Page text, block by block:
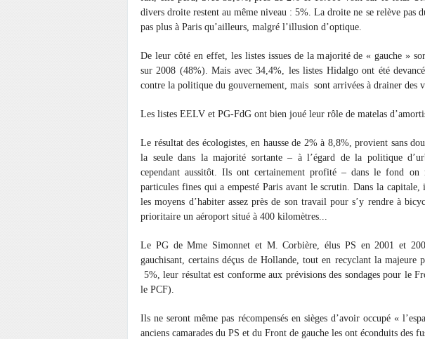
divers droite restent au même niveau : 5%. La droite ne se relève pas
pas plus à Paris qu’ailleurs, malgré l’illusion d’optique.
De leur côté en effet, les listes issues de la majorité de « gauche »
sur 2008 (48%). Mais avec 34,4%, les listes Hidalgo ont été
contre la politique du gouvernement, mais sont arrivées à drainer des
Les listes EELV et PG-FdG ont bien joué leur rôle de matelas
Le résultat des écologistes, en hausse de 2% à 8,8%, provient sans
la seule dans la majorité sortante – à l’égard de la politique
cependant aussitôt. Ils ont certainement profité – dans le fond
particules fines qui a empesté Paris avant le scrutin. Dans la
les moyens d’habiter assez près de son travail pour s’y rendre à
prioritaire un aéroport situé à 400 kilomètres...
Le PG de Mme Simonnet et M. Corbière, élus PS en 2001 et
gauchisant, certains déçus de Hollande, tout en recyclant la
5%, leur résultat est conforme aux prévisions des sondages pour le
le PCF).
Ils ne seront même pas récompensés en sièges d’avoir occupé «
anciens camarades du PS et du Front de gauche les ont éconduits des